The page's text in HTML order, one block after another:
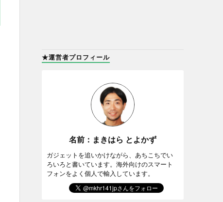
★運営者プロフィール
名前：まきはら とよかず
ガジェットを追いかけながら、あちこちでい
ろいろと書いています。海外向けのスマート
フォンをよく個人で輸入しています。